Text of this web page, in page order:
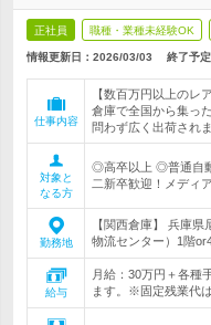
正社員 職種・業種未経験OK
情報更新日：2026/03/03 終了予定
仕事内容
【数百万円以上のレ
倉庫で全国から集っ
問わず広く出荷されま
対象と
なる方
◎高卒以上 ◎普通自
二新卒歓迎！メディ
勤務地
【関西倉庫】 兵庫
物流センター）1階
給与
月給：30万円＋各種
ます。※固定残業代